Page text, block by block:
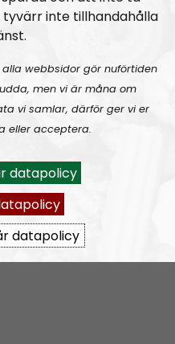
2025-08-13
og Danmark vil have flere aborter
inte tillhandahålla
webbsidor gör nuförtiden
men vi är måna om
vi samlar, därför ger vi er
eller acceptera.
datapolicy
datapolicy